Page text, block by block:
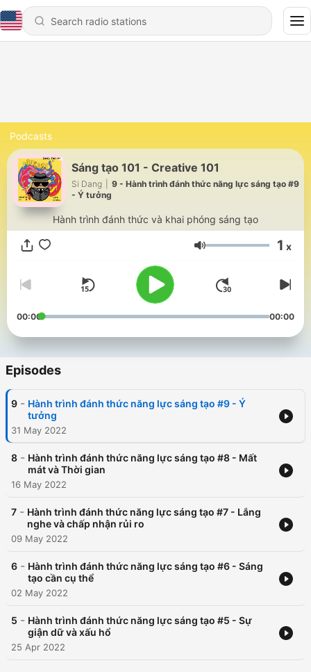
Podcasts
Sáng tạo 101 - Creative 101
Si Dang
9 - Hành trình đánh thức năng lực sáng tạo #9
- Ý tưởng
Hành trình đánh thức và khai phóng sáng tạo
Volume 1 x
00:00 00:00
Episodes
9 - Hành trình đánh thức năng lực sáng tạo #9 - Ý
tưởng
31 May 2022
8 - Hành trình đánh thức năng lực sáng tạo #8 - Mất
mát và Thời gian
16 May 2022
7 - Hành trình đánh thức năng lực sáng tạo #7 - Lắng
nghe và chấp nhận rủi ro
09 May 2022
6 - Hành trình đánh thức năng lực sáng tạo #6 - Sáng
tạo cần cụ thể
02 May 2022
5 - Hành trình đánh thức năng lực sáng tạo #5 - Sự
giận dữ và xấu hổ
25 Apr 2022